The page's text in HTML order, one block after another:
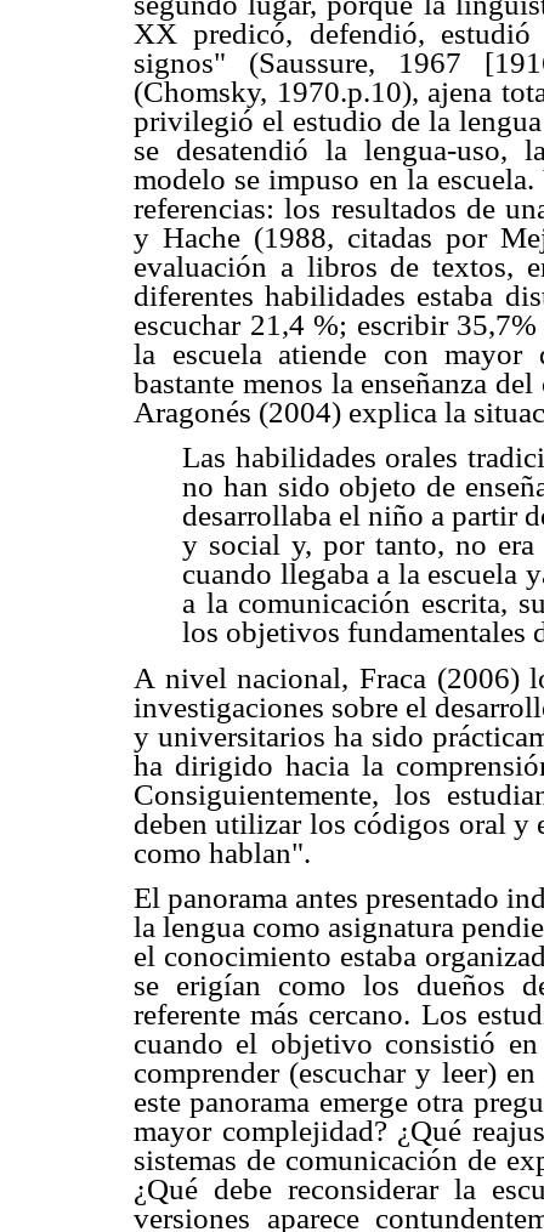
XX predicó, defendió,
signos" (Saussure, 1967
(Chomsky, 1970.p.10), ajena
privilegió el estudio de la
se desatendió la lengua-uso,
modelo se impuso en la
referencias: los resultados de
y Hache (1988, citadas por
evaluación a libros de textos,
diferentes habilidades estaba
escuchar 21,4 %; escribir
la escuela atiende con
bastante menos la enseñanza
Aragonés (2004) explica la
Las habilidades orales
no han sido objeto de
desarrollaba el niño a partir
y social y, por tanto, no era
cuando llegaba a la escuela
a la comunicación escrita,
los objetivos fundamentales
A nivel nacional, Fraca (2006)
investigaciones sobre el
y universitarios ha sido
ha dirigido hacia la
Consiguientemente, los
deben utilizar los códigos oral y
como hablan".
El panorama antes presentado
la lengua como asignatura
el conocimiento estaba
se erigían como los dueños
referente más cercano. Los
cuando el objetivo consistió
comprender (escuchar y leer)
este panorama emerge otra
mayor complejidad? ¿Qué
sistemas de comunicación de
¿Qué debe reconsiderar la
versiones aparece